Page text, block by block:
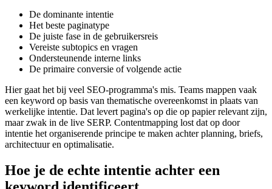
De dominante intentie
Het beste paginatype
De juiste fase in de gebruikersreis
Vereiste subtopics en vragen
Ondersteunende interne links
De primaire conversie of volgende actie
Hier gaat het bij veel SEO-programma's mis. Teams mappen vaak
een keyword op basis van thematische overeenkomst in plaats van
werkelijke intentie. Dat levert pagina's op die op papier relevant zijn,
maar zwak in de live SERP. Contentmapping lost dat op door
intentie het organiserende principe te maken achter planning, briefs,
architectuur en optimalisatie.
Hoe je de echte intentie achter een